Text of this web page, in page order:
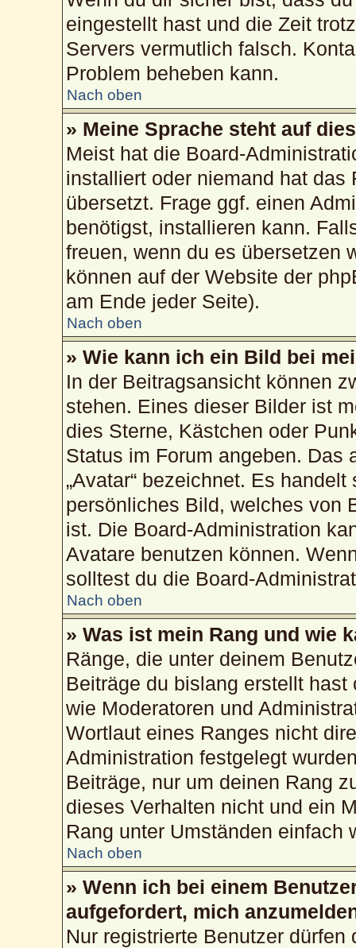
eingestellt hast und die Zeit
Servers vermutlich falsch.
Problem beheben kann.
Nach oben
» Meine Sprache steht auf
Meist hat die Board-
installiert oder niemand hat
übersetzt. Frage ggf. einen
benötigst, installieren kann.
freuen, wenn du es übersetzen
können auf der Website der
am Ende jeder Seite).
Nach oben
» Wie kann ich ein Bild bei
In der Beitragsansicht können
stehen. Eines dieser Bilder ist
dies Sterne, Kästchen oder
Status im Forum angeben. Das
„Avatar“ bezeichnet. Es
persönliches Bild, welches von
ist. Die Board-Administration
Avatare benutzen können.
solltest du die Board-
Nach oben
» Was ist mein Rang und wie
Ränge, die unter deinem
Beiträge du bislang erstellt
wie Moderatoren und
Wortlaut eines Ranges nicht
Administration festgelegt
Beiträge, nur um deinen Rang
dieses Verhalten nicht und ein
Rang unter Umständen einfach
Nach oben
» Wenn ich bei einem
aufgefordert, mich
Nur registrierte Benutzer